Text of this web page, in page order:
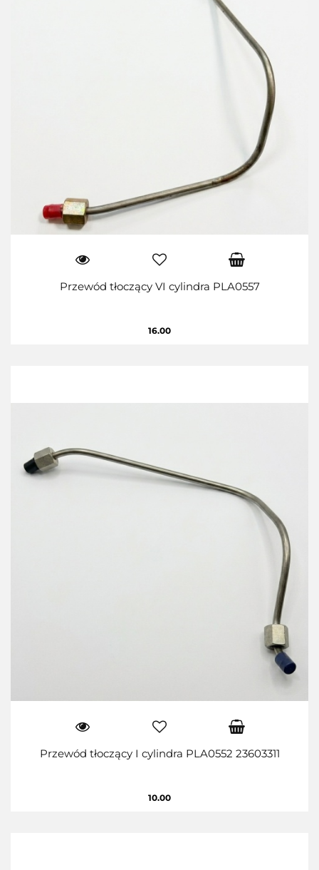
Przewód tłoczący VI cylindra PLA0557
16.00
Przewód tłoczący I cylindra PLA0552 23603311
10.00